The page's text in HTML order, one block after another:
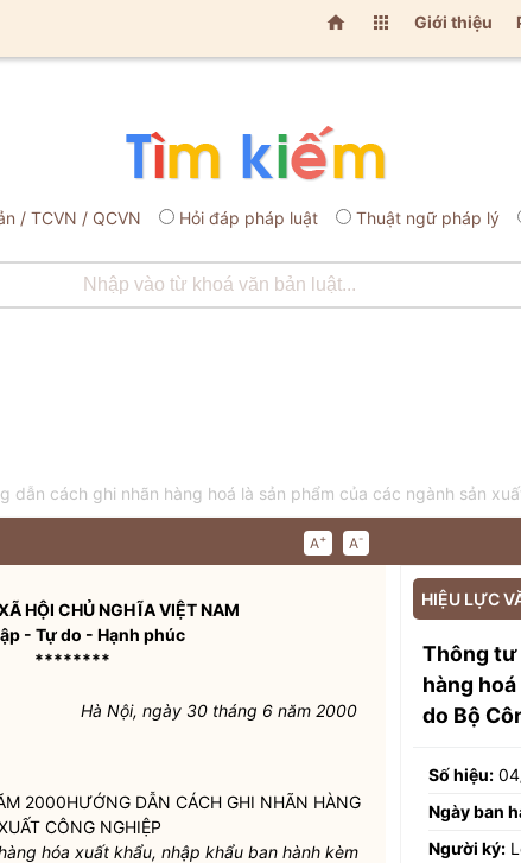
  Giới thiệu
/ TCVN / QCVN Hỏi đáp pháp luật Thuật ngữ pháp lý
dẫn cách ghi nhãn hàng hoá là sản phẩm của các ngành sản
A+ A-
HỘI CHỦ NGHĨA VIỆT NAM
- Tự do - Hạnh phúc
********
Hà Nội, ngày 30 tháng 6 năm 2000
2000HƯỚNG DẪN CÁCH GHI NHÃN HÀNG
CÔNG NGHIỆP
hóa xuất khẩu, nhập khẩu ban hành kèm
HIỆU LỰC
Thông tư
hàng
do Bộ
Số hiệu:
Ngày ban
Người ký: